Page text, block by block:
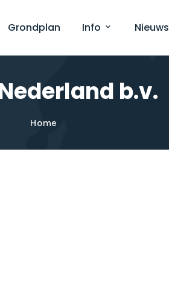
Grondplan Info Nieuws
b.v.
Home